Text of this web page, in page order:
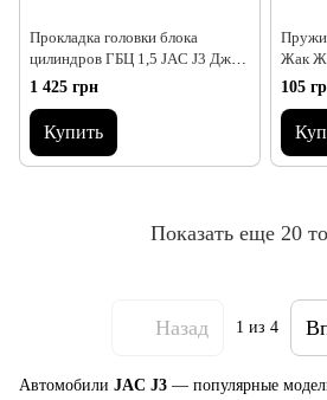
Прокладка головки блока
цилиндров ГБЦ 1,5 JAC J3 Джак
Жак Ж3 ДЖ3
1 425 грн
Купить
Жак
105
Показать еще 20
Назад 1 из 4
Автомобили JAC J3 — популярные